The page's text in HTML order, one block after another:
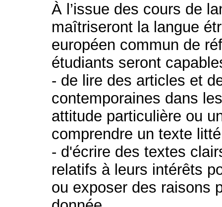
À l’issue des cours de
maîtriseront la langue
européen commun de
étudiants seront
- de lire des articles et
contemporaines dans
attitude particulière ou
comprendre un texte
- d'écrire des textes
relatifs à leurs intérêts
ou exposer des raisons